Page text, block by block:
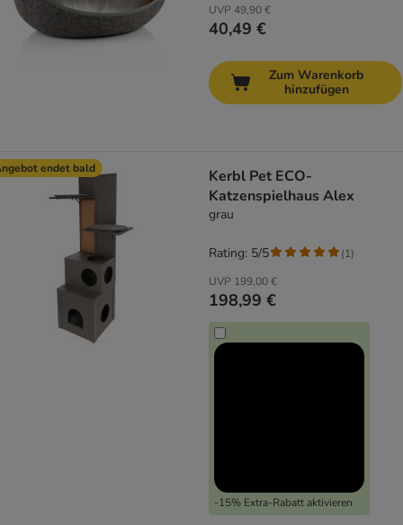
UVP 49,90 €
40,49 €
Zum Warenkorb
hinzufügen
endet bald
Kerbl Pet ECO-
Katzenspielhaus Alex
grau
UVP 199,00 €
198,99 €
-15% Extra-Rabatt aktivieren
Rating: 5/5 (1)